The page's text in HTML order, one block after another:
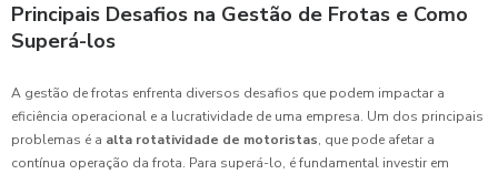
Principais Desafios na Gestão de Frotas e Como
Superá-los
A gestão de frotas enfrenta diversos desafios que podem impactar a
eficiência operacional e a lucratividade de uma empresa. Um dos principais
problemas é a alta rotatividade de motoristas, que pode afetar a
contínua operação da frota. Para superá-lo, é fundamental investir em